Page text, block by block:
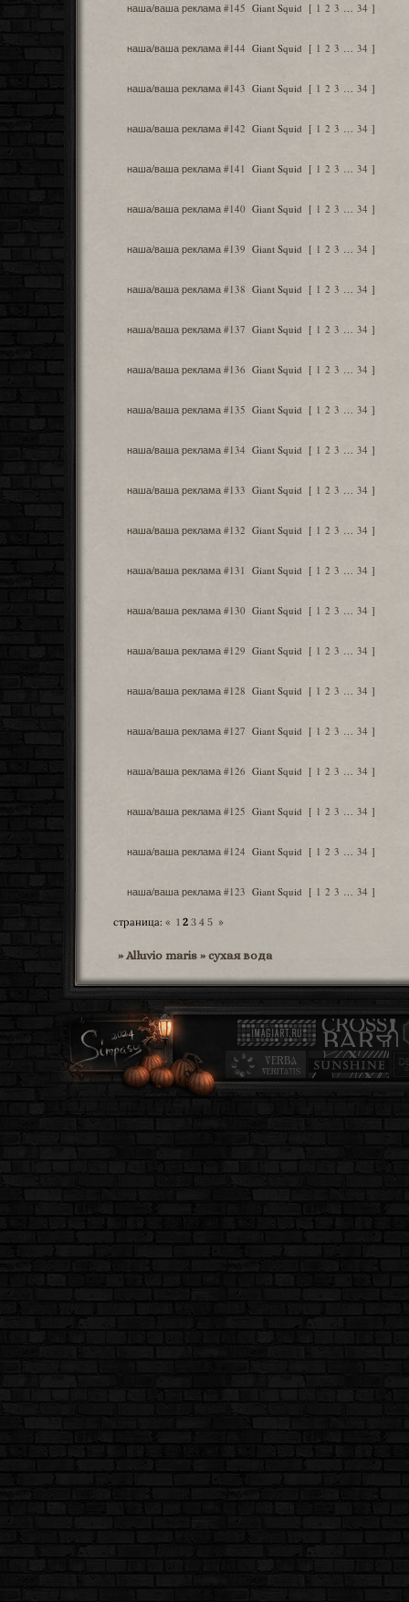
наша/ваша реклама #145 Giant Squid [ 1 2 3 … 34 ]
наша/ваша реклама #144 Giant Squid [ 1 2 3 … 34 ]
наша/ваша реклама #143 Giant Squid [ 1 2 3 … 34 ]
наша/ваша реклама #142 Giant Squid [ 1 2 3 … 34 ]
наша/ваша реклама #141 Giant Squid [ 1 2 3 … 34 ]
наша/ваша реклама #140 Giant Squid [ 1 2 3 … 34 ]
наша/ваша реклама #139 Giant Squid [ 1 2 3 … 34 ]
наша/ваша реклама #138 Giant Squid [ 1 2 3 … 34 ]
наша/ваша реклама #137 Giant Squid [ 1 2 3 … 34 ]
наша/ваша реклама #136 Giant Squid [ 1 2 3 … 34 ]
наша/ваша реклама #135 Giant Squid [ 1 2 3 … 34 ]
наша/ваша реклама #134 Giant Squid [ 1 2 3 … 34 ]
наша/ваша реклама #133 Giant Squid [ 1 2 3 … 34 ]
наша/ваша реклама #132 Giant Squid [ 1 2 3 … 34 ]
наша/ваша реклама #131 Giant Squid [ 1 2 3 … 34 ]
наша/ваша реклама #130 Giant Squid [ 1 2 3 … 34 ]
наша/ваша реклама #129 Giant Squid [ 1 2 3 … 34 ]
наша/ваша реклама #128 Giant Squid [ 1 2 3 … 34 ]
наша/ваша реклама #127 Giant Squid [ 1 2 3 … 34 ]
наша/ваша реклама #126 Giant Squid [ 1 2 3 … 34 ]
наша/ваша реклама #125 Giant Squid [ 1 2 3 … 34 ]
наша/ваша реклама #124 Giant Squid [ 1 2 3 … 34 ]
наша/ваша реклама #123 Giant Squid [ 1 2 3 … 34 ]
страница: « 1 2 3 4 5 »
»Alluvio maris »сухая вода